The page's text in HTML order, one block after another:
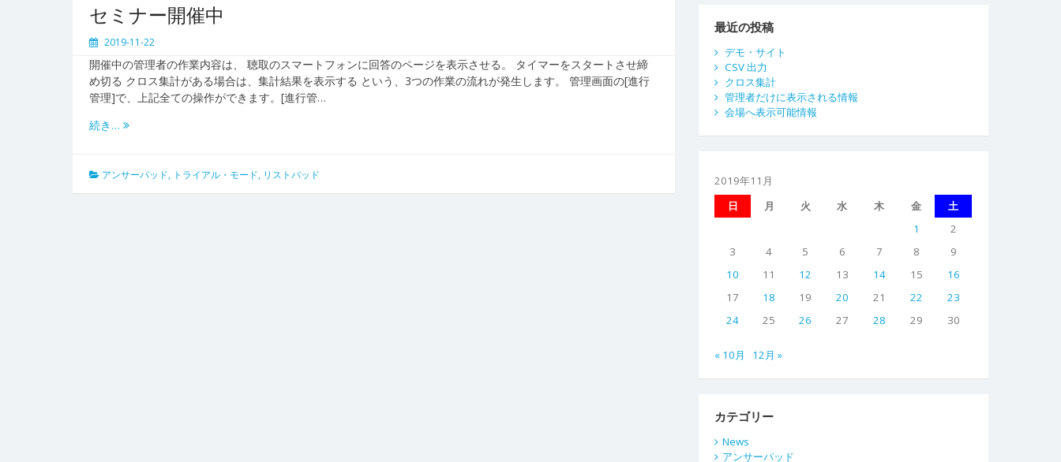
セミナー開催中
2019-11-22
開催中の管理者の作業内容は、 聴取のスマートフォンに回答のページを表示させる。 タイマーをスタートさせ締
め切る クロス集計がある場合は、集計結果を表示する という、3つの作業の流れが発生します。 管理画面の[進行
管理]で、上記全ての操作ができます。[進行管…
続き…
アンサーパッド, トライアル・モード, リストパッド
最近の投稿
デモ・サイト
CSV 出力
クロス集計
管理者だけに表示される情報
会場へ表示可能情報
2019年11月
日
月 火 水 木 金
土
1
2
3
4 5 6 7 8
9
10
11 12 13 14 15
16
17
18 19 20 21 22
23
24
25 26 27 28 29 30
« 10月 12月 »
カテゴリー
News
アンサーパッド